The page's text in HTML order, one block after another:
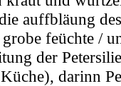
auffbläung
grobe feüchte /
der
darinn